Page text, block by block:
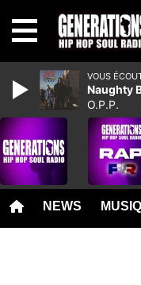
NEWS
VOUS
Naughty
O.P.P.